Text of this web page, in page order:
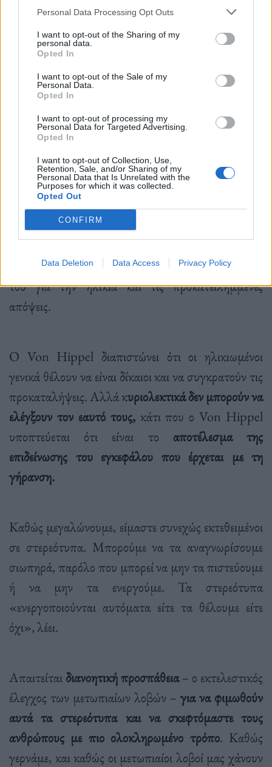
Personal Data Processing Opt Outs
I want to opt-out of the Sharing of my
personal data.
Opted In
I want to opt-out of the Sale of my
Personal Data.
Opted In
I want to opt-out of processing my
Personal Data for Targeted Advertising.
Opted In
I want to opt-out of Collection, Use,
Retention, Sale, and/or Sharing of my
Personal Data that Is Unrelated with the
Purposes for which it was collected.
Opted Out
CONFIRM
Data Deletion Data Access Privacy Policy
νοημοσύνη, αλλά υ
ποβαθμίζει τις εγκεφαλικές
άσχετων ή ακατάλληλων σκέψεων.
έρευναδείχνει ότι αυτός είναι ο λόγος για τον
οποίο οι ηλικιωμένοι έχουν μεγαλύτερη δυσκολία να
βρουν τη λέξη που αναζητούν – και γιατί υπάρχει
μεγαλύτερη πιθανότητα να εκφράσουν ιδέες που
προηγουμένως θα είχαν καταπιέσει.
Ο Bill von Hippel, ψυχολόγος στο Πανεπιστήμιο
του Κουίνσλαντ στην Αυστραλία, βρήκε ένα
ενδιαφέρονμοτίβο στα πειράματακαι τις μελέτες
του για την ηλικία και τις προκατειλημμένες
απόψεις.
Ο Von Hippel διαπιστώνει ότι οι ηλικιωμένοι
γενικά θέλουν να είναι δίκαιοι και να συγκρατούν τις
προκαταλήψεις. Αλλά κυριολεκτικά δεν μπορούν να
ελέγξουν τον εαυτό τους,κάτι που ο Von Hippel
υποπτεύεται ότι είναι το αποτέλεσμα της
επιδείνωσης του εγκεφάλου που έρχεται με τη
γήρανση.
Καθώς μεγαλώνουμε, είμαστε συνεχώς εκτεθειμένοι
σε στερεότυπα. Μπορούμε να τα αναγνωρίσουμε
σιωπηρά, παρόλο που μπορεί να μην τα πιστεύουμε
ή να μην τα ενεργούμε. Τα στερεότυπα
«ενεργοποιούνται αυτόματα είτε τα θέλουμε είτε
όχι», λέει.
Απαιτείται διανοητική προσπάθεια– ο εκτελεστικός
έλεγχος των μετωπιαίων λοβών –για να φιμωθούν
αυτά τα στερεότυπα και να σκεφτόμαστε τους
ανθρώπους με πιο ολοκληρωμένο τρόπο. Καθώς
γερνάμε, και καθώς οι μετωπιαίοι λοβοί μας χάνουν